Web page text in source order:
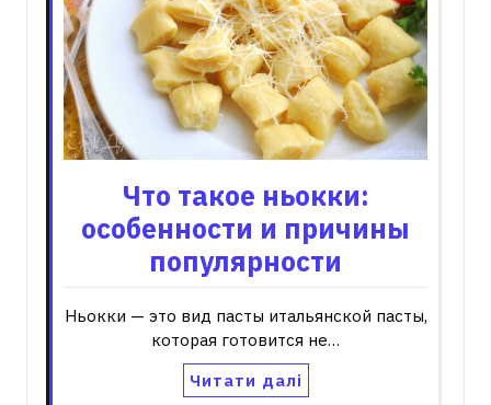
Что такое ньокки:
особенности и причины
популярности
Ньокки — это вид пасты итальянской пасты,
которая готовится не…
Читати далі